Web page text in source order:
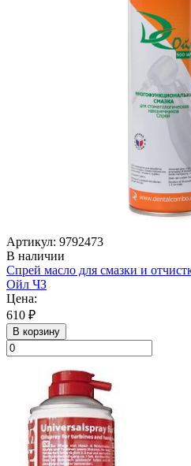
Артикул: 9792473
В наличии
Спрей масло для смазки и
Ойл ЧЗ
Цена:
610 ₽
В корзину